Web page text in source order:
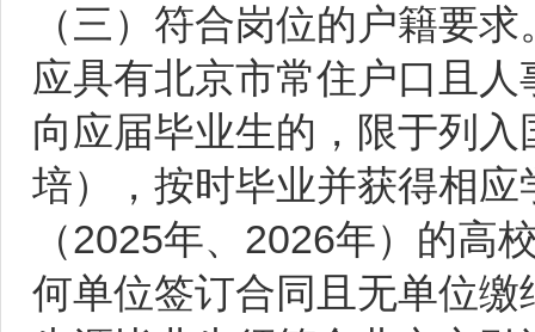
（三）符合岗位的户籍要
应具有北京市常住户口且
向应届毕业生的，限于列
培），按时毕业并获得相
（2025年、2026年）的高
何单位签订合同且无单位